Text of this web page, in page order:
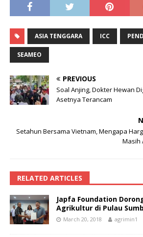
ASIA TENGGARA ICC
SEAMEO
PREVIOUS
Soal Anjing, Dokter Hewan
Asetnya Terancam
Setahun Bersama Vietnam, Mengapa
Masih
RELATED ARTICLES
Japfa Foundation
Agrikultur di Pulau
March 20, 2018 agrimin1